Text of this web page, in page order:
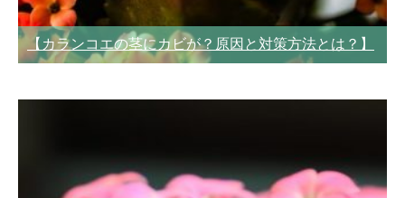
【カランコエの茎にカビが？原因と対策方法とは？】